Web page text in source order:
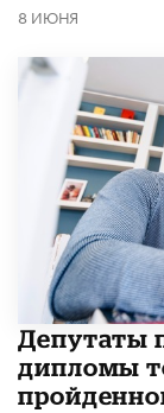
8 ИЮНЯ
Депутаты
дипломы